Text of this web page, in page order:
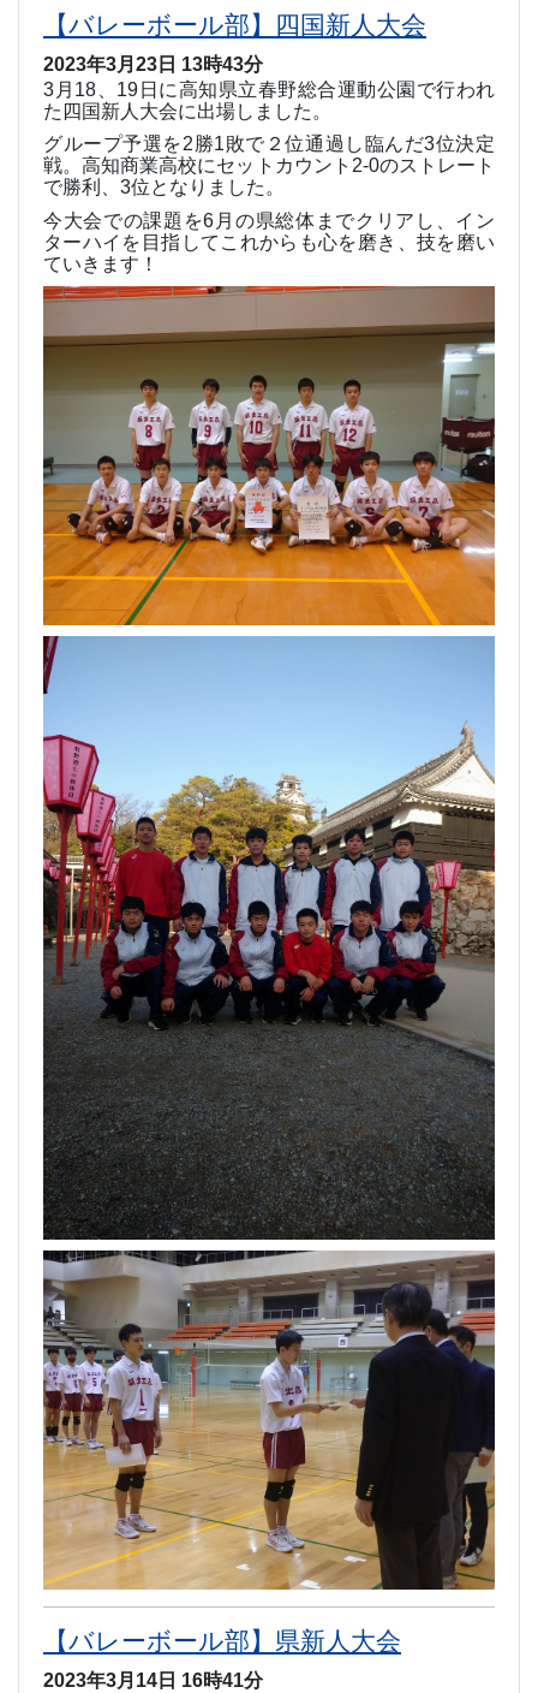
【バレーボール部】四国新人大会
2023年3月23日 13時43分
3 月 18 19 日に高知県立春野総合運動公園で行われ
た四国新人大会に出場しました。
グループ予選を2勝1敗で２位通過し臨んだ3位決定
戦。高知商業高校にセットカウント 2-0のストレート
で勝利、 3位となりました。
今大会での課題を6 月の県総体までクリアし、イン
ターハイを目指してこれからも心を磨き、技を磨い
ていきます！
【バレーボール部】県新人大会
2023年3月14日 16時41分